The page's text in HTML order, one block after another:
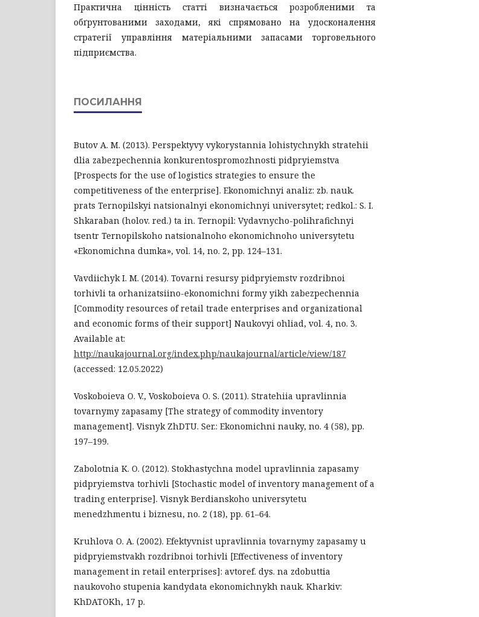
Практична цінність статті визначається розробленими та
обґрунтованими заходами, які спрямовано на удосконалення
стратегії управління матеріальними запасами торговельного
підприємства.
ПОСИЛАННЯ
Butov A. M. (2013). Perspektyvy vykorystannia lohistychnykh stratehii
dlia zabezpechennia konkurentospromozhnosti pidpryiemstva
[Prospects for the use of logistics strategies to ensure the
competitiveness of the enterprise]. Ekonomichnyi analiz: zb. nauk.
prats Ternopilskyi natsionalnyi ekonomichnyi universytet; redkol.: S. I.
Shkaraban (holov. red.) ta in. Ternopil: Vydavnycho-polihrafichnyi
tsentr Ternopilskoho natsionalnoho ekonomichnoho universytetu
«Ekonomichna dumka», vol. 14, no. 2, pp. 124–131.
Vavdiichyk I. M. (2014). Tovarni resursy pidpryiemstv rozdribnoi
torhivli ta orhanizatsiino-ekonomichni formy yikh zabezpechennia
[Commodity resources of retail trade enterprises and organizational
and economic forms of their support] Naukovyi ohliad, vol. 4, no. 3.
Available at:
http://naukajournal.org/index.php/naukajournal/article/view/187
(accessed: 12.05.2022)
Voskoboieva O. V., Voskoboieva O. S. (2011). Stratehiia upravlinnia
tovarnymy zapasamy [The strategy of commodity inventory
management]. Visnyk ZhDTU. Ser.: Ekonomichni nauky, no. 4 (58), pp.
197–199.
Zabolotnia K. O. (2012). Stokhastychna model upravlinnia zapasamy
pidpryiemstva torhivli [Stochastic model of inventory management of a
trading enterprise]. Visnyk Berdianskoho universytetu
menedzhmentu i biznesu, no. 2 (18), pp. 61–64.
Kruhlova O. A. (2002). Efektyvnist upravlinnia tovarnymy zapasamy u
pidpryiemstvakh rozdribnoi torhivli [Effectiveness of inventory
management in retail enterprises]: avtoref. dys. na zdobuttia
naukovoho stupenia kandydata ekonomichnykh nauk. Kharkiv:
KhDATOKh, 17 p.